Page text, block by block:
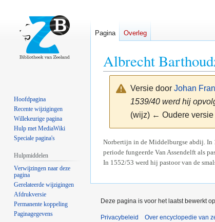
Albrecht
Versie door Johan
1539/40 werd hij
(wijz) ← Oudere
Naar
navigatie
springen
Naar
zoeken
springen
Norbertijn in de Middelburgse abdij. In
periode fungeerde Van Assendelft als
In 1552/53 werd hij pastoor van de
Pagina Overleg
Hoofdpagina
Recente wijzigingen
Willekeurige pagina
Hulp met MediaWiki
Speciale pagina's
Hulpmiddelen
Verwijzingen naar deze
pagina
Gerelateerde wijzigingen
Afdrukversie
Permanente koppeling
Paginagegevens
Deze pagina is voor het laatst bewerkt
Privacybeleid Over encyclopedie van